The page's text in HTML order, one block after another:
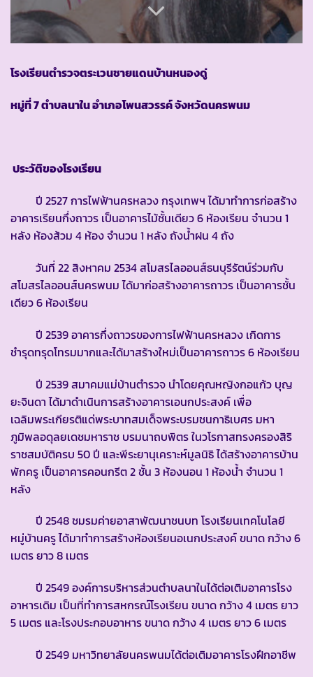
โรงเรียนตำรวจตระเวนชายแดนบ้านหนองดู่
หมู่ที่ 7 ตำบลนาใน อำเภอโพนสวรรค์ จังหวัดนครพนม
ประวัติของโรงเรียน
ปี 2527 การไฟฟ้านครหลวง กรุงเทพฯ ได้มาทำการก่อสร้าง
อาคารเรียนกึ่งถาวร เป็นอาคารไม้ชั้นเดียว 6 ห้องเรียน จำนวน 1
หลัง ห้องส้วม 4 ห้อง จำนวน 1 หลัง ถังน้ำฝน 4 ถัง
วันที่ 22 สิงหาคม 2534 สโมสรไลออนส์ธนบุรีรัตน์ร่วมกับ
สโมสรไลออนส์นครพนม ได้มาก่อสร้างอาคารถาวร เป็นอาคารชั้น
เดียว 6 ห้องเรียน
ปี 2539 อาคารกึ่งถาวรของการไฟฟ้านครหลวง เกิดการ
ชำรุดทรุดโทรมมากและได้มาสร้างใหม่เป็นอาคารถาวร 6 ห้องเรียน
ปี 2539 สมาคมแม่บ้านตำรวจ นำโดยคุณหญิงกอแก้ว บุญ
ยะจินดา ได้มาดำเนินการสร้างอาคารเอนกประสงค์ เพื่อ
เฉลิมพระเกียรติแด่พระบาทสมเด็จพระบรมชนกาธิเบศร มหา
ภูมิพลอดุลยเดชมหาราช บรมนาถบพิตร ในวโรกาสทรงครองสิริ
ราชสมบัติครบ 50 ปี และพีระยานุเคราะห์มูลนิธิ ได้สร้างอาคารบ้าน
พักครู เป็นอาคารคอนกรีต 2 ชั้น 3 ห้องนอน 1 ห้องน้ำ จำนวน 1
หลัง
ปี 2548 ชมรมค่ายอาสาพัฒนาชนบท โรงเรียนเทคโนโลยี
หมู่บ้านครู ได้มาทำการสร้างห้องเรียนอเนกประสงค์ ขนาด กว้าง 6
เมตร ยาว 8 เมตร
ปี 2549 องค์การบริหารส่วนตำบลนาในได้ต่อเติมอาคารโรง
อาหารเดิม เป็นที่ทำการสหกรณ์โรงเรียน ขนาด กว้าง 4 เมตร ยาว
5 เมตร และโรงประกอบอาหาร ขนาด กว้าง 4 เมตร ยาว 6 เมตร
ปี 2549 มหาวิทยาลัยนครพนมได้ต่อเติมอาคารโรงฝึกอาชีพ